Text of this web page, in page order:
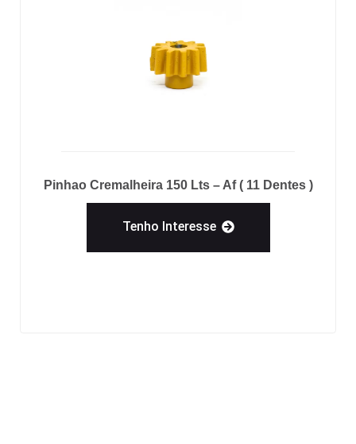
Pinhao Cremalheira 150 Lts – Af ( 11 Dentes )
Tenho Interesse